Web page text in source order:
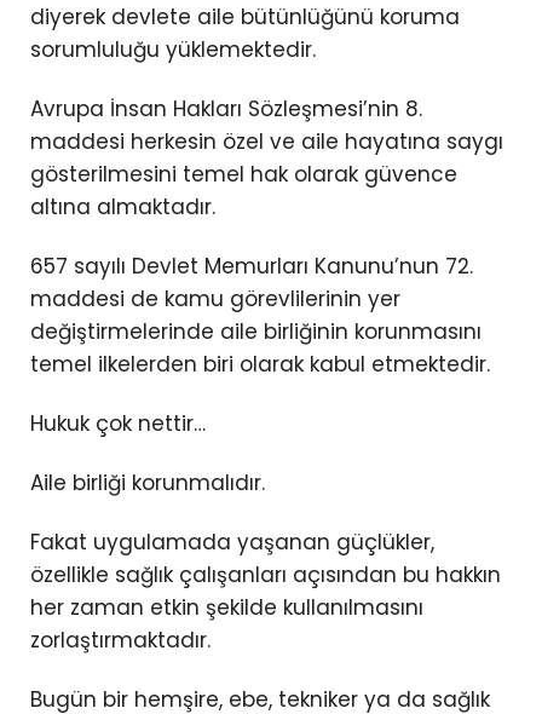
diyerek devlete aile bütünlüğünü koruma
sorumluluğu yüklemektedir.
Avrupa İnsan Hakları Sözleşmesi’nin 8.
maddesi herkesin özel ve aile hayatına saygı
gösterilmesini temel hak olarak güvence
altına almaktadır.
657 sayılı Devlet Memurları Kanunu’nun 72.
maddesi de kamu görevlilerinin yer
değiştirmelerinde aile birliğinin korunmasını
temel ilkelerden biri olarak kabul etmektedir.
Hukuk çok nettir…
Aile birliği korunmalıdır.
Fakat uygulamada yaşanan güçlükler,
özellikle sağlık çalışanları açısından bu hakkın
her zaman etkin şekilde kullanılmasını
zorlaştırmaktadır.
Bugün bir hemşire, ebe, tekniker ya da sağlık